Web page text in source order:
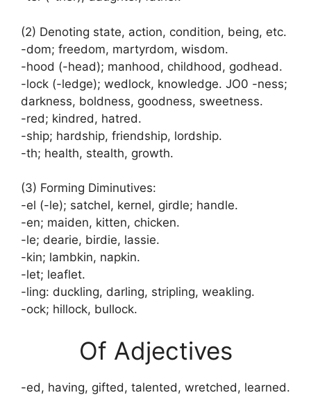
(2) Denoting state, action, condition, being, etc.
-dom; freedom, martyrdom, wisdom.
-hood (-head); manhood, childhood, godhead.
-lock (-ledge); wedlock, knowledge. JO0 -ness;
darkness, boldness, goodness, sweetness.
-red; kindred, hatred.
-ship; hardship, friendship, lordship.
-th; health, stealth, growth.
(3) Forming Diminutives:
-el (-le); satchel, kernel, girdle; handle.
-en; maiden, kitten, chicken.
-le; dearie, birdie, lassie.
-kin; lambkin, napkin.
-let; leaflet.
-ling: duckling, darling, stripling, weakling.
-ock; hillock, bullock.
Of Adjectives
-ed, having, gifted, talented, wretched, learned.